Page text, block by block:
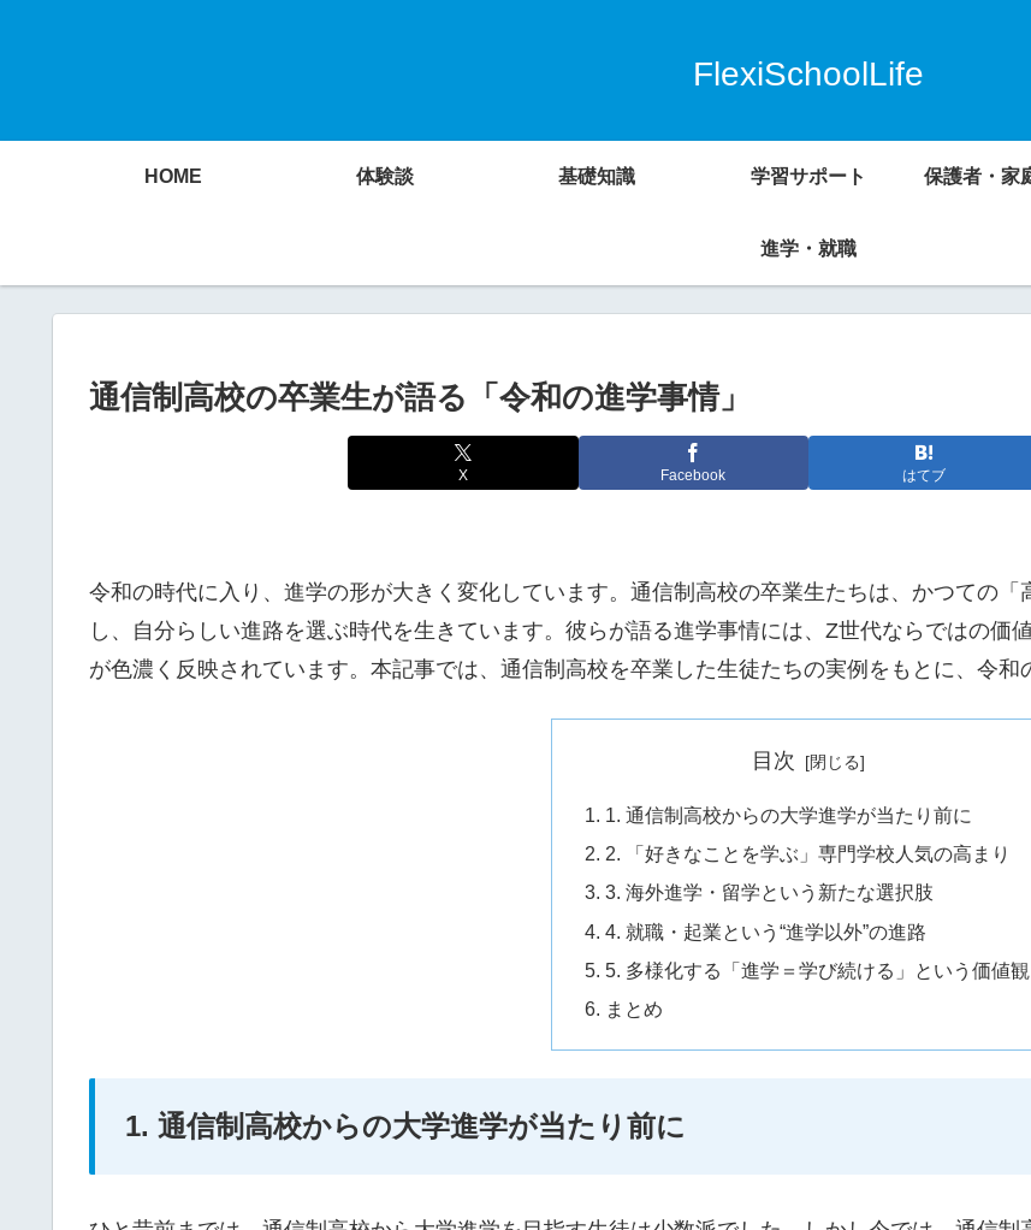
FlexiSchoolLife
HOME 体験談 基礎知識 学習サポート 保護者・家
進学・就職
通信制高校の卒業生が語る「令和の進学事情」
X Facebook はてブ
令和の時代に入り、進学の形が大きく変化しています。通信制高校の卒業生たちは、かつての
し、自分らしい進路を選ぶ時代を生きています。彼らが語る進学事情には、Z世代ならではの価
が色濃く反映されています。本記事では、通信制高校を卒業した生徒たちの実例をもとに、令和
目次
1. 通信制高校からの大学進学が当たり前に
2. 「好きなことを学ぶ」専門学校人気の高まり
3. 海外進学・留学という新たな選択肢
4. 就職・起業という“進学以外”の進路
5. 多様化する「進学＝学び続ける」という価値観
まとめ
1. 通信制高校からの大学進学が当たり前に